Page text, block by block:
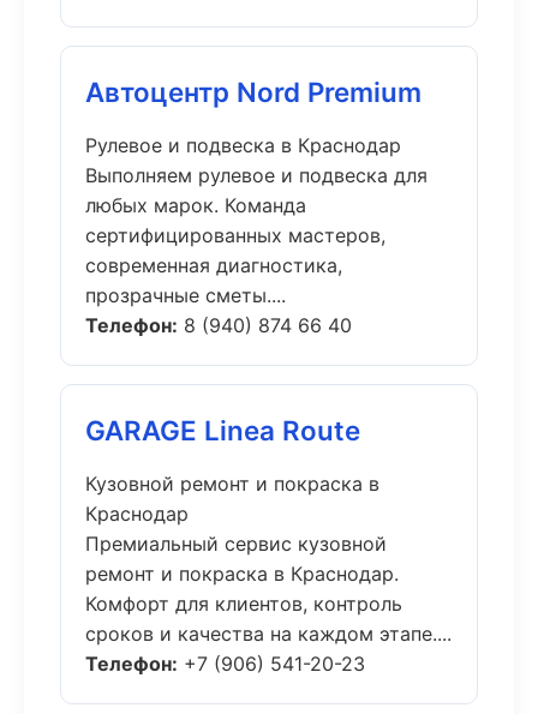
Автоцентр Nord Premium
Рулевое и подвеска в Краснодар
Выполняем рулевое и подвеска для
любых марок. Команда
сертифицированных мастеров,
современная диагностика,
прозрачные сметы....
Телефон: 8 (940) 874 66 40
GARAGE Linea Route
Кузовной ремонт и покраска в
Краснодар
Премиальный сервис кузовной
ремонт и покраска в Краснодар.
Комфорт для клиентов, контроль
сроков и качества на каждом этапе....
Телефон: +7 (906) 541-20-23